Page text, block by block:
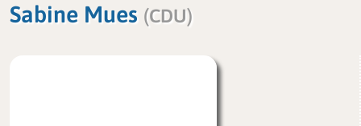
Sabine Mues (CDU)